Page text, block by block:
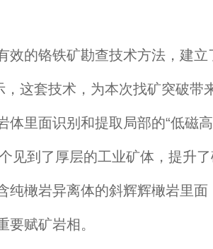
铬铁矿勘查技术方法，建立
这套技术，为本次找矿突破带
面识别和提取局部的“低磁
到了厚层的工业矿体，提升
橄岩异离体的斜辉辉橄岩里
赋矿岩相。